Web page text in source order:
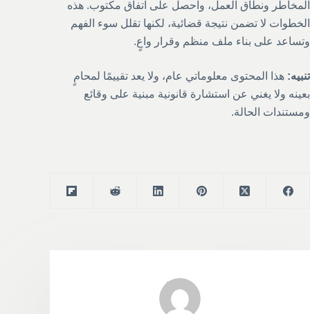
المخاطر ونطاق العمل، واحصل على اتفاق مكتوب. هذه
الخطوات لا تضمن نتيجة قضائية، لكنها تقلل سوء الفهم
وتساعد على بناء ملف منظم وقرار واعٍ.
تنبيه: هذا المحتوى معلوماتي عام، ولا يعد تقييمًا لمحامٍ
بعينه ولا يغني عن استشارة قانونية مبنية على وقائع
ومستندات الحالة.